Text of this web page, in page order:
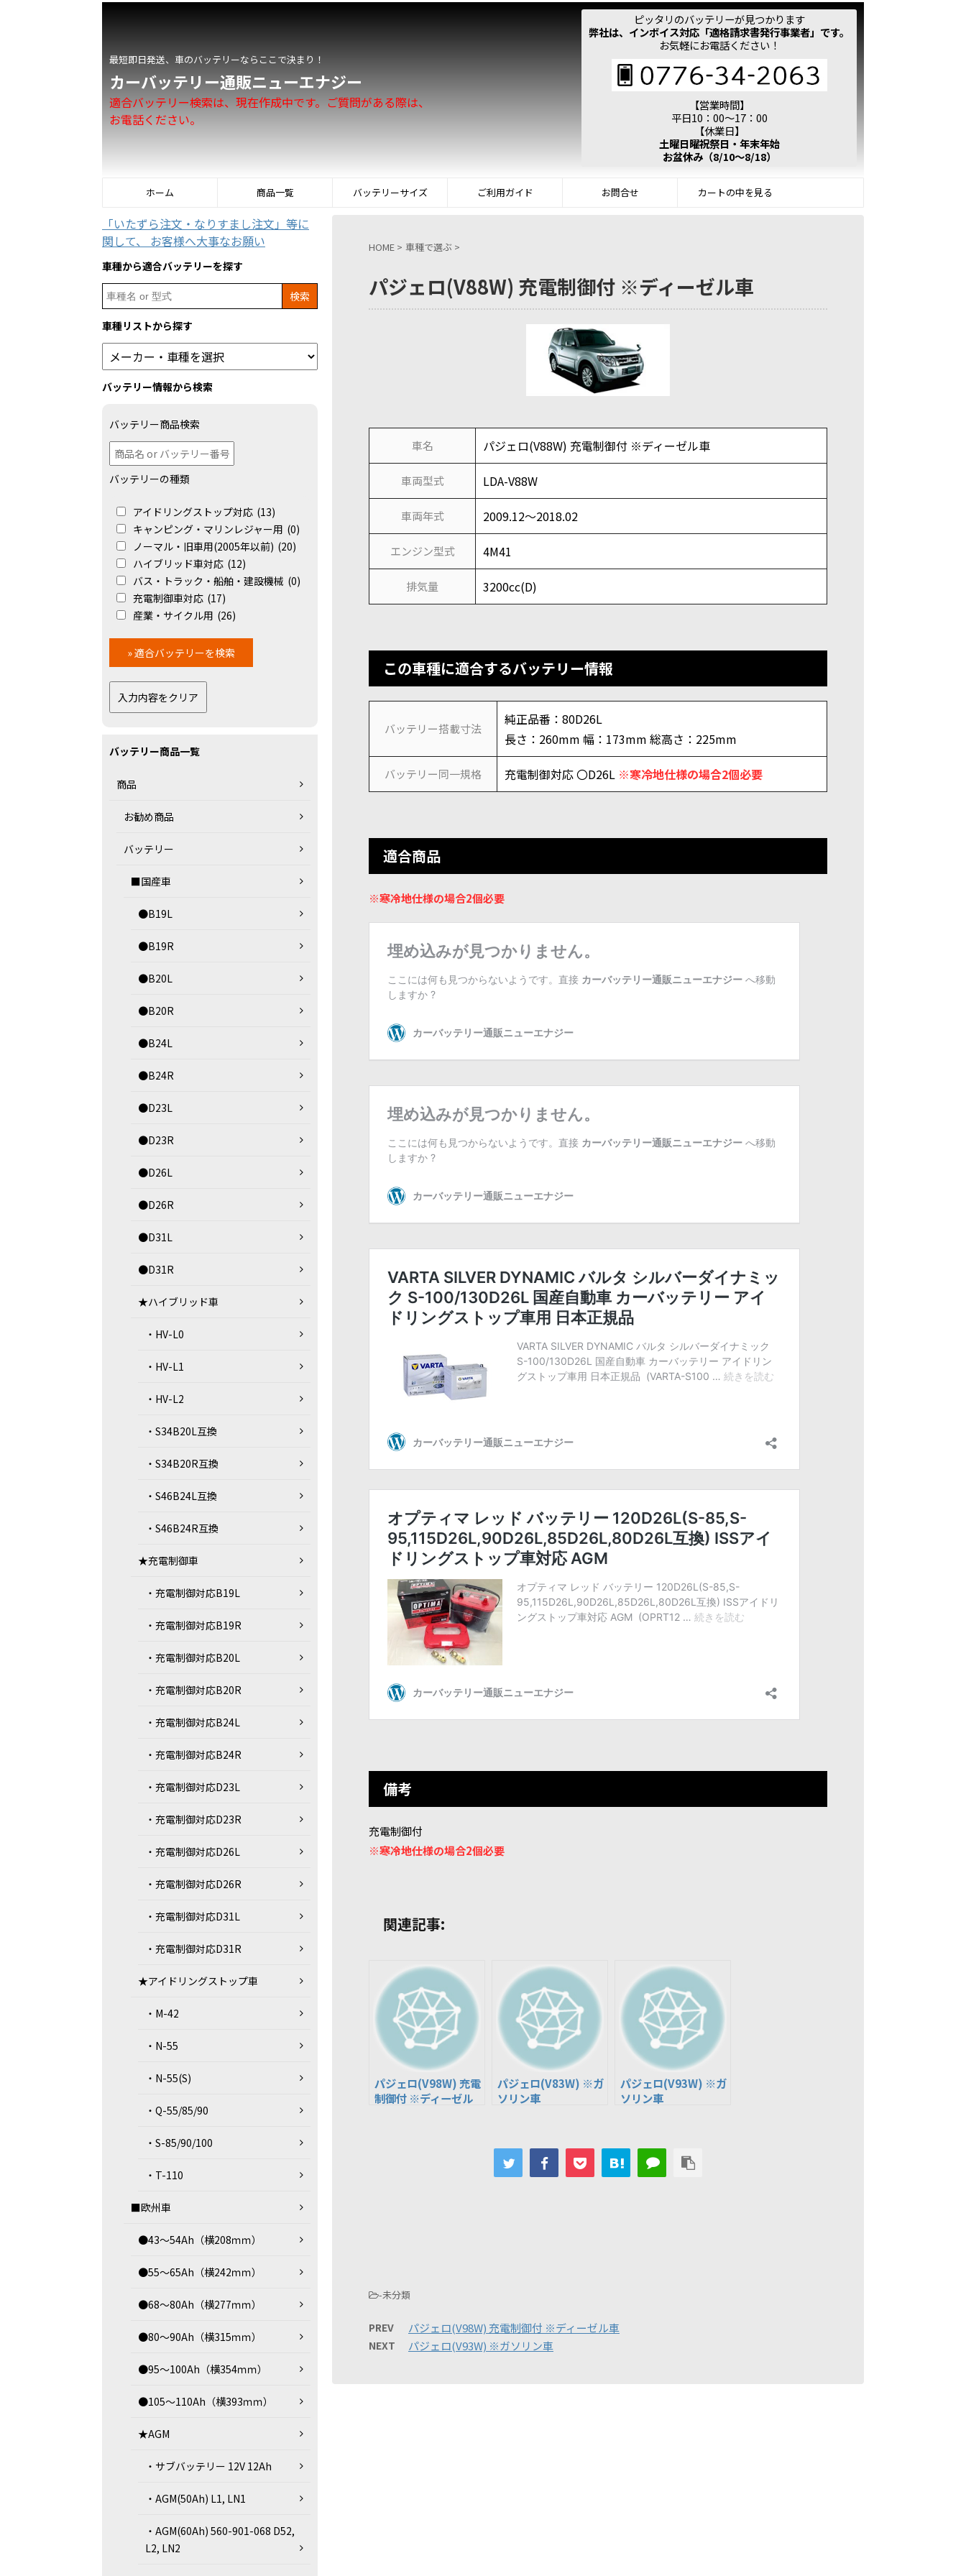
最短即日発送、車のバッテリーならここで決まり！
カーバッテリー通販ニューエナジー
適合バッテリー検索は、現在作成中です。ご質問がある際は、
お電話ください。
ピッタリのバッテリーが見つかります
弊社は、インボイス対応「適格請求書発行事業者」です。
お気軽にお電話ください！
【営業時間】
平日10：00～17：00
【休業日】
土曜日曜祝祭日・年末年始
お盆休み（8/10～8/18）
ホーム 商品一覧 バッテリーサイズ ご利用ガイド お問合せ カートの中を見る
HOME > 車種で選ぶ >
パジェロ(V88W) 充電制御付 ※ディーゼル車
車名 パジェロ(V88W) 充電制御付 ※ディーゼル車
車両型式 LDA-V88W
車両年式 2009.12～2018.02
エンジン型式 4M41
排気量 3200cc(D)
この車種に適合するバッテリー情報
バッテリー搭載寸法
純正品番：80D26L
長さ：260mm 幅：173mm 総高さ：225mm
バッテリー同一規格 充電制御対応 〇D26L ※寒冷地仕様の場合2個必要
適合商品
※寒冷地仕様の場合2個必要
備考
充電制御付
※寒冷地仕様の場合2個必要
関連記事:
パジェロ(V98W) 充電
制御付 ※ディーゼル
パジェロ(V83W) ※ガ
ソリン車
パジェロ(V93W) ※ガ
ソリン車
-未分類
PREV パジェロ(V98W) 充電制御付 ※ディーゼル車
NEXT パジェロ(V93W) ※ガソリン車
「いたずら注文・なりすまし注文」等に
関して、 お客様へ大事なお願い
車種から適合バッテリーを探す
Search
for:
車種リストから探す
バッテリー情報から検索
バッテリー商品検索
バッテリーの種類
アイドリングストップ対応 (13)
キャンピング・マリンレジャー用 (0)
ノーマル・旧車用(2005年以前) (20)
ハイブリッド車対応 (12)
バス・トラック・船舶・建設機械 (0)
充電制御車対応 (17)
産業・サイクル用 (26)
バッテリー商品一覧
商品
お勧め商品
バッテリー
■国産車
●B19L
●B19R
●B20L
●B20R
●B24L
●B24R
●D23L
●D23R
●D26L
●D26R
●D31L
●D31R
★ハイブリッド車
・HV-L0
・HV-L1
・HV-L2
・S34B20L互換
・S34B20R互換
・S46B24L互換
・S46B24R互換
★充電制御車
・充電制御対応B19L
・充電制御対応B19R
・充電制御対応B20L
・充電制御対応B20R
・充電制御対応B24L
・充電制御対応B24R
・充電制御対応D23L
・充電制御対応D23R
・充電制御対応D26L
・充電制御対応D26R
・充電制御対応D31L
・充電制御対応D31R
★アイドリングストップ車
・M-42
・N-55
・N-55(S)
・Q-55/85/90
・S-85/90/100
・T-110
■欧州車
●43～54Ah（横208ｍｍ）
●55～65Ah（横242ｍｍ）
●68～80Ah（横277ｍｍ）
●80～90Ah（横315ｍｍ）
●95～100Ah（横354ｍｍ）
●105～110Ah（横393ｍｍ）
★AGM
・サブバッテリー 12V 12Ah
・AGM(50Ah) L1, LN1
・AGM(60Ah) 560-901-068 D52,
L2, LN2